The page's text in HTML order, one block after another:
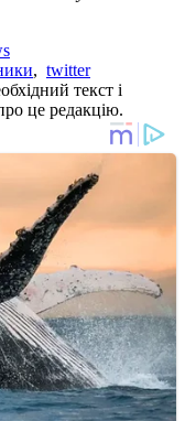
, twitter
текст і
це редакцію.